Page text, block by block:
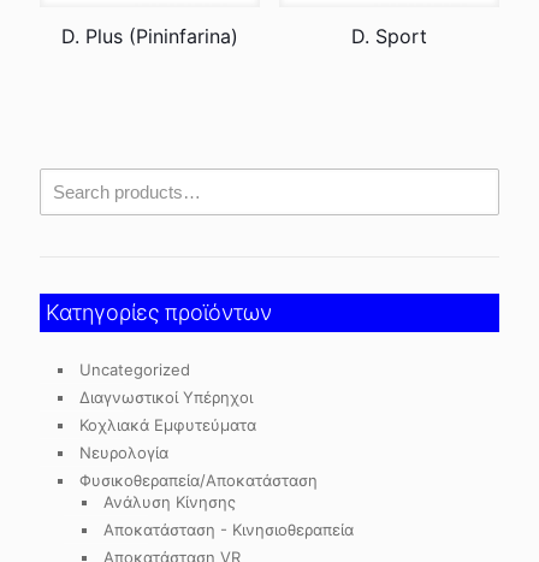
D. Plus (Pininfarina) D. Sport
Κατηγορίες προϊόντων
Uncategorized
Διαγνωστικοί Υπέρηχοι
Κοχλιακά Εμφυτεύματα
Νευρολογία
Φυσικοθεραπεία/Αποκατάσταση
Ανάλυση Κίνησης
Αποκατάσταση - Κινησιοθεραπεία
Αποκατάσταση VR